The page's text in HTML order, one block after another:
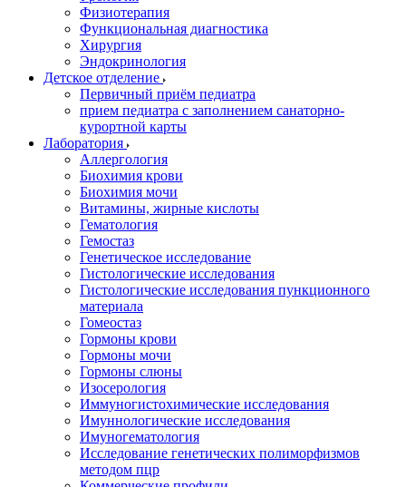
Физиотерапия
Функциональная диагностика
Хирургия
Эндокринология
Детское отделение
Первичный приём педиатра
прием педиатра с заполнением санаторно-
курортной карты
Лаборатория
Аллергология
Биохимия крови
Биохимия мочи
Витамины, жирные кислоты
Гематология
Гемостаз
Генетическое исследование
Гистологические исследования
Гистологические исследования пункционного
материала
Гомеостаз
Гормоны крови
Гормоны мочи
Гормоны слюны
Изосерология
Иммуногистохимические исследования
Имуннологические исследования
Имуногематология
Исследование генетических полиморфизмов
методом пцр